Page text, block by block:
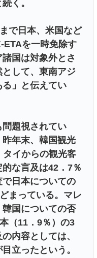
く。
で日本、米国など
ETAを一時免除す
国は対象外とさ
して、東南アジ
」と伝えてい
題視されてい
年末、韓国観光
イからの観光客
な言及は42．7％
日本についての
まっている。マレ
国についての否
（11．9％）の3
内容としては、
立ったという。